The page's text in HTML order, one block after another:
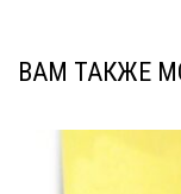
ВАМ ТАКЖЕ